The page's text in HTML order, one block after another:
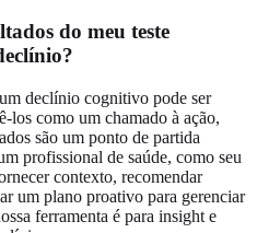
do meu teste
declínio cognitivo pode ser
los como um chamado à ação,
são um ponto de partida
profissional de saúde, como seu
contexto, recomendar
um plano proativo para gerenciar
ferramenta é para insight e